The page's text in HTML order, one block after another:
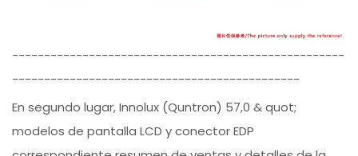
----------------------------------------------------
---------------------------------------------
En segundo lugar, Innolux (Quntron) 57,0 & quot;
modelos de pantalla LCD y conector EDP